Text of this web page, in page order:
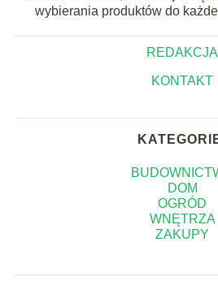
wybierania produktów do
REDAKCJA
KONTAKT
DOM
OGRÓD
WNĘTRZA
ZAKUPY